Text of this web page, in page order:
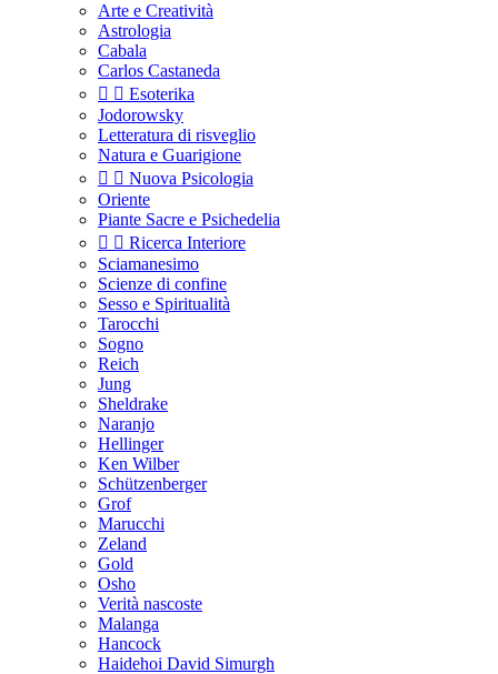
Arte e Creatività
Astrologia
Cabala
Carlos Castaneda
  Esoterika
Jodorowsky
Letteratura di risveglio
Natura e Guarigione
  Nuova Psicologia
Oriente
Piante Sacre e Psichedelia
  Ricerca Interiore
Sciamanesimo
Scienze di confine
Sesso e Spiritualità
Tarocchi
Sogno
Reich
Jung
Sheldrake
Naranjo
Hellinger
Ken Wilber
Schützenberger
Grof
Marucchi
Zeland
Gold
Osho
Verità nascoste
Malanga
Hancock
Haidehoi David Simurgh